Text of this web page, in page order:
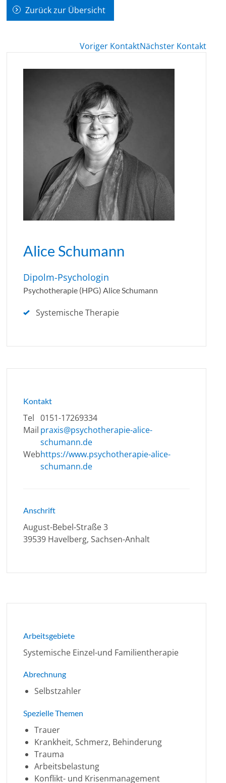
Zurück zur Übersicht
Voriger KontaktNächster Kontakt
Alice Schumann
Dipolm-Psychologin
Psychotherapie (HPG) Alice Schumann
Systemische Therapie
Kontakt
Tel 0151-17269334
Mail praxis@psychotherapie-alice-
schumann.de
Webhttps://www.psychotherapie-alice-
schumann.de
Anschrift
August-Bebel-Straße 3
39539 Havelberg, Sachsen-Anhalt
Arbeitsgebiete
Systemische Einzel-und Familientherapie
Abrechnung
Selbstzahler
Spezielle Themen
Trauer
Krankheit, Schmerz, Behinderung
Trauma
Arbeitsbelastung
Konflikt- und Krisenmanagement